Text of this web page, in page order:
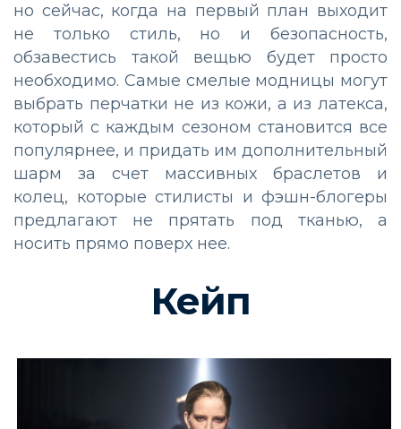
но сейчас, когда на первый план выходит
не только стиль, но и безопасность,
обзавестись такой вещью будет просто
необходимо. Самые смелые модницы могут
выбрать перчатки не из кожи, а из латекса,
который с каждым сезоном становится все
популярнее, и придать им дополнительный
шарм за счет массивных браслетов и
колец, которые стилисты и фэшн-блогеры
предлагают не прятать под тканью, а
носить прямо поверх нее.
Кейп